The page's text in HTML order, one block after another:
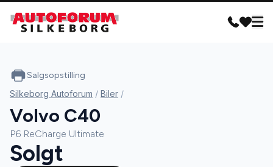
Salgsopstilling
Silkeborg Autoforum / Biler /
Volvo C40
P6 ReCharge Ultimate
Solgt